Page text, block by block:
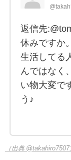
返信先
休みですか
生活してる
んではな
い物大変で
う♪
（出典